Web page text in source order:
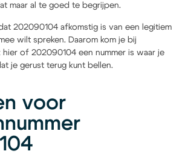
maar al te goed te begrijpen.
202090104 afkomstig is van een legitiem
wilt spreken. Daarom kom je bij
hier of 202090104 een nummer is waar je
je gerust terug kunt bellen.
voor